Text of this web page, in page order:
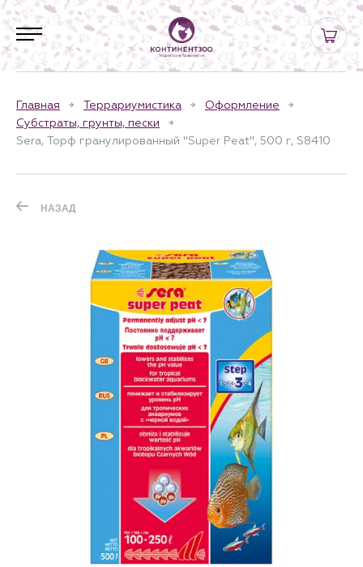
Главная Террариумистика
Оформление
Субстраты, грунты, пески
Sera, Торф гранулированный "Super Peat", 500 г, S8410
НАЗАД